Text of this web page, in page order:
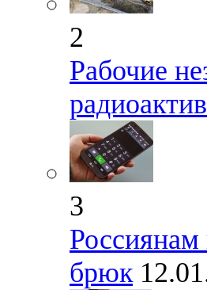
2
Рабочие
3
Россиянам
брюк